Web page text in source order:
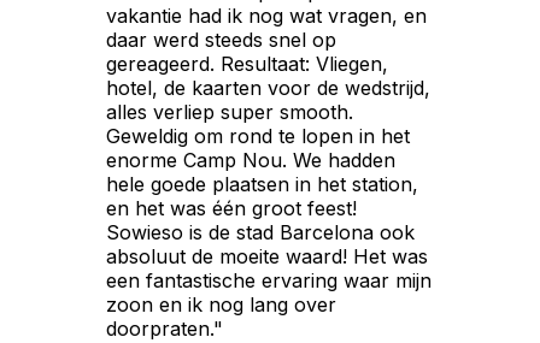
vakantie had ik nog wat vragen, en
daar werd steeds snel op
gereageerd. Resultaat: Vliegen,
hotel, de kaarten voor de wedstrijd,
alles verliep super smooth.
Geweldig om rond te lopen in het
enorme Camp Nou. We hadden
hele goede plaatsen in het station,
en het was één groot feest!
Sowieso is de stad Barcelona ook
absoluut de moeite waard! Het was
een fantastische ervaring waar mijn
zoon en ik nog lang over
doorpraten."